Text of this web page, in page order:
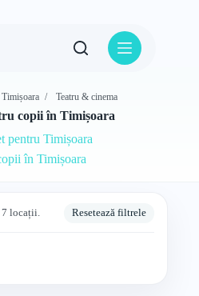
/ Teatru & cinema
copii în Timișoara
pentru Timișoara
în Timișoara
7 locații. Resetează filtrele